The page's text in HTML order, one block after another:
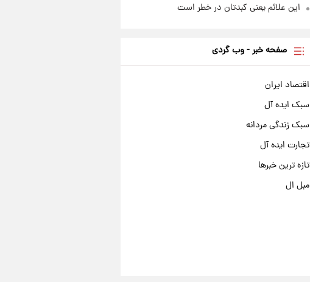
این علائم یعنی کبدتان در خطر است
صفحه خبر - وب گردی
اقتصاد ایران
سبک ایده آل
سبک زندگی مردانه
تجارت ایده آل
تازه ترین خبرها
مبل ال